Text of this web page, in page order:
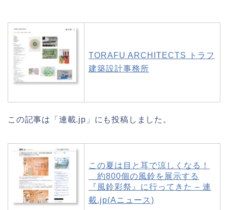
TORAFU ARCHITECTS トラフ
建築設計事務所
この記事は「連載.jp」にも投稿しました。
この夏は目と耳で涼しくなる！
約800個の風鈴を展示する
『風鈴彩祭』に行ってきた – 連
載.jp(Aニュース)